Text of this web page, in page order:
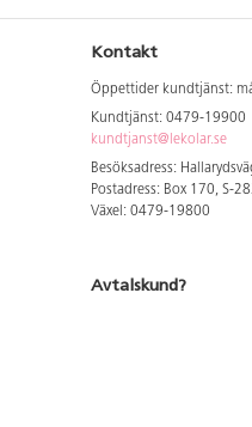
Kontakt
Öppettider kundtjänst:
Kundtjänst: 0479-19900
kundtjanst@lekolar.se
Besöksadress:
Postadress: Box 170, S-
Växel: 0479-19800
Avtalskund?